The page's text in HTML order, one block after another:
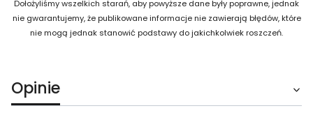
Dołożyliśmy wszelkich starań, aby powyższe dane były poprawne, jednak
nie gwarantujemy, że publikowane informacje nie zawierają błędów, które
nie mogą jednak stanowić podstawy do jakichkolwiek roszczeń.
Opinie